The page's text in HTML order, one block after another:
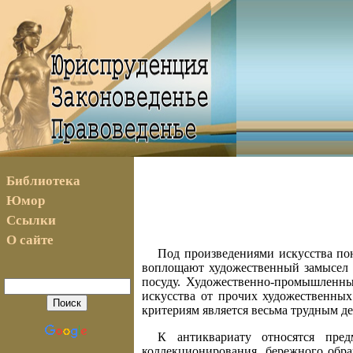
Библиотека
Юмор
Ссылки
О сайте
Под произведениями искусства
воплощают художественный замысел
посуду. Художественно-
искусства от прочих
критериям является весьма трудным
К антиквариату относятся